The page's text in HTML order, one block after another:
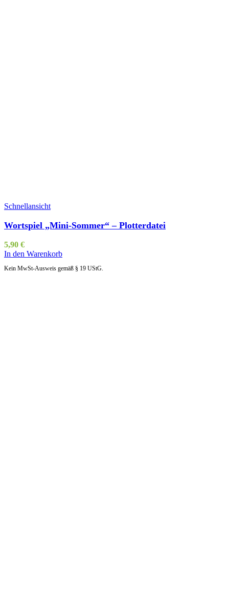
Schnellansicht
Wortspiel „Mini-Sommer“ – Plotterdatei
5,90 €
In den Warenkorb
Kein MwSt-Ausweis gemäß § 19 UStG.